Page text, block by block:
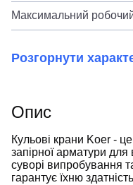
Максимальний
Розгорнути
Опис
Кульові крани Koer -
запірної арматури
суворі випробування
гарантує їхню